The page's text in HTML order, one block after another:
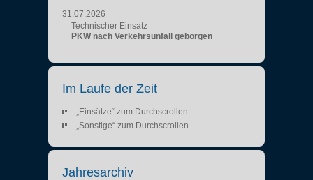
31.07.2026
Technischer Einsatz
PKW nach Verkehrsunfall geborgen
Im Laufe der Zeit
„Einsätze“ zum Durchscrollen
„Sonstige“ zum Durchscrollen
Jahresarchiv